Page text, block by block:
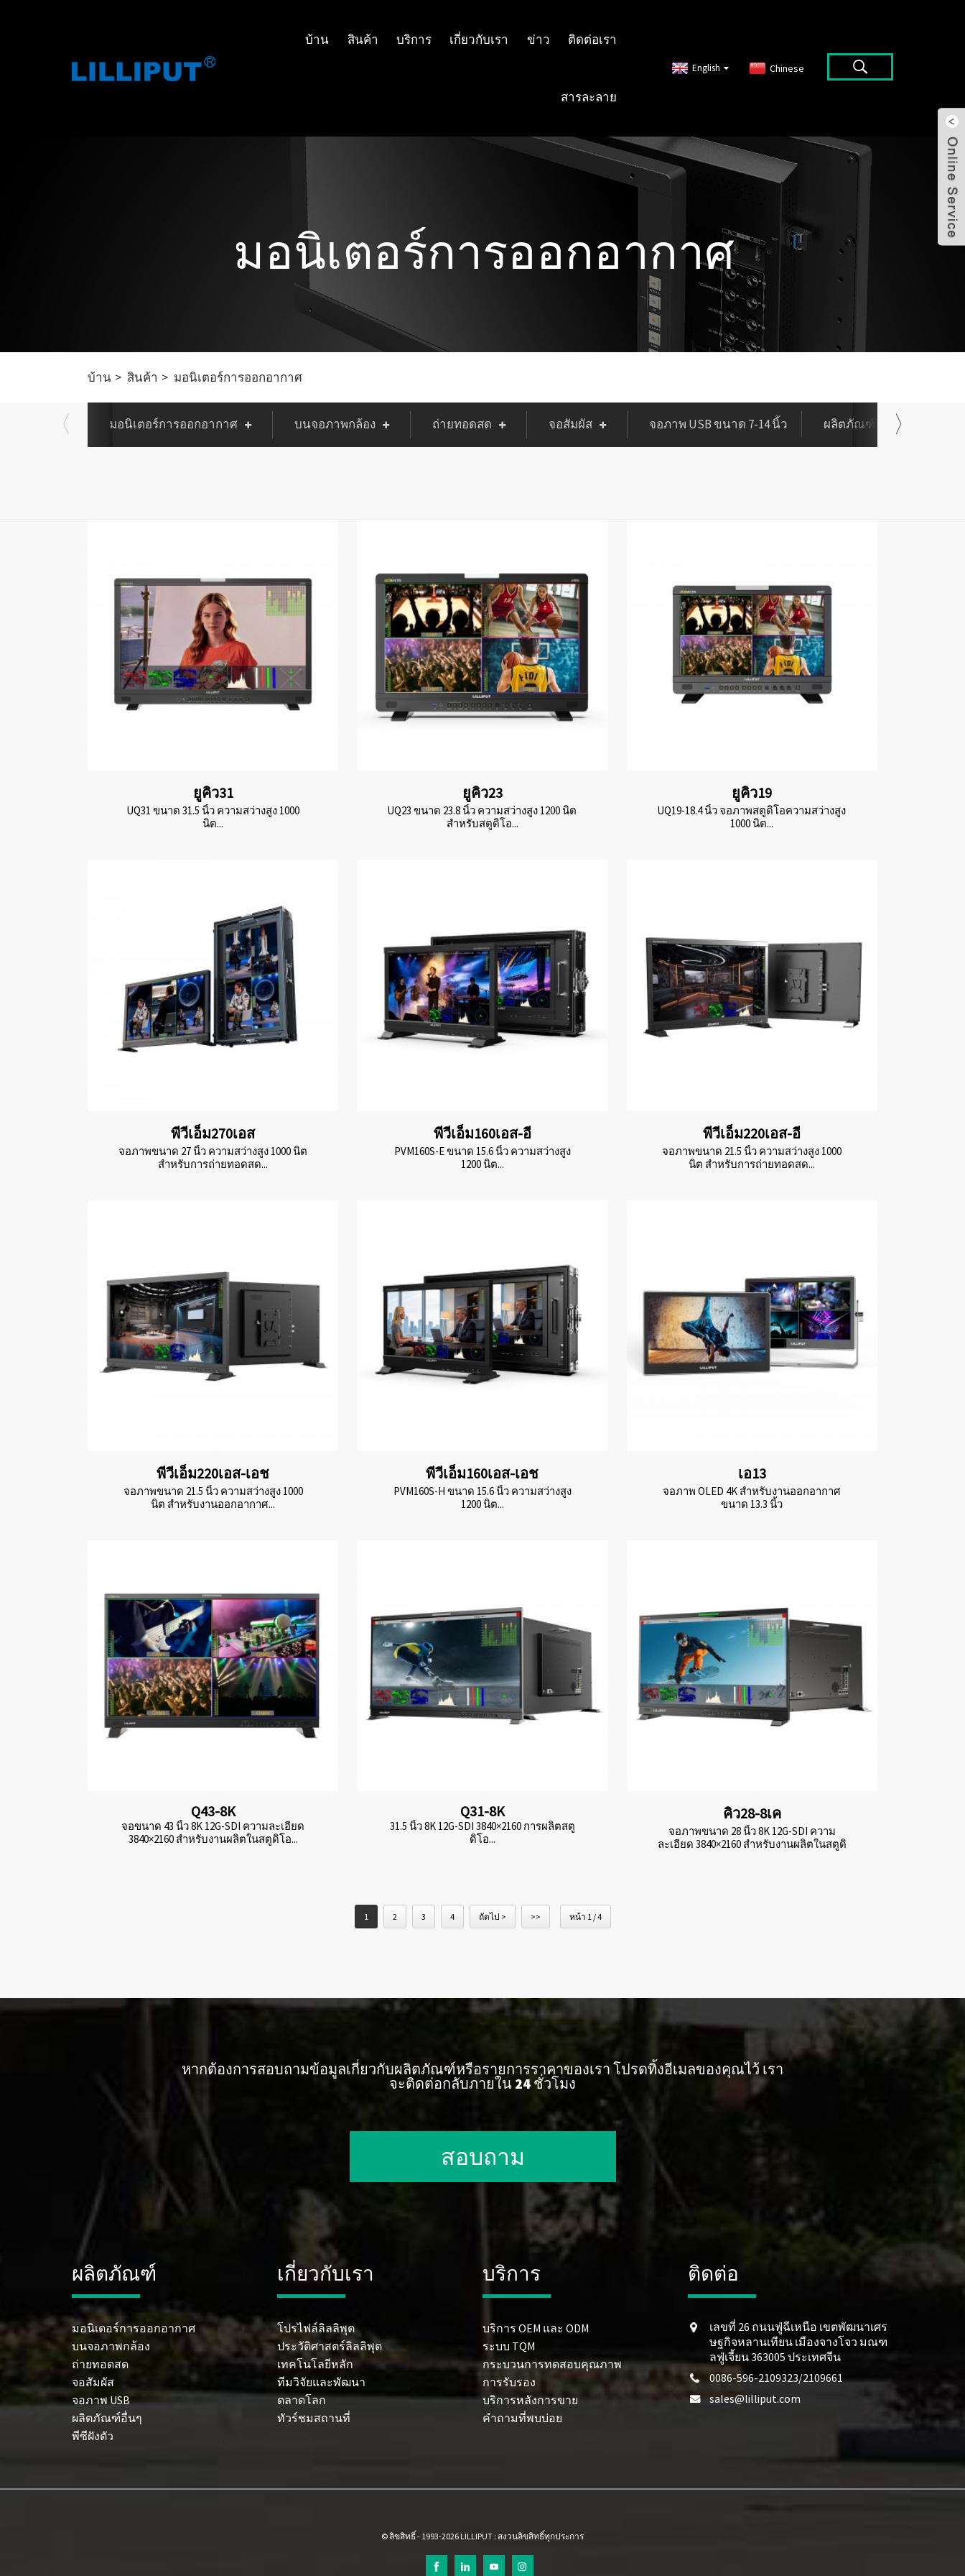
บ้าน สินค้า บริการ เกี่ยวกับเรา ข่าว ติดต่อเรา
สารละลาย
English Chinese
มอนิเตอร์การออกอากาศ
บ้าน สินค้า มอนิเตอร์การออกอากาศ
มอนิเตอร์การออกอากาศ บนจอภาพกล้อง ถ่ายทอดสด จอสัมผัส จอภาพ USB ขนาด 7-14 นิ้ว ผลิตภัณฑ์อื่นๆ
ยูคิว31
UQ31 ขนาด 31.5 นิ้ว ความสว่างสูง 1000
นิต...
ยูคิว23
UQ23 ขนาด 23.8 นิ้ว ความสว่างสูง 1200 นิต
สำหรับสตูดิโอ...
ยูคิว19
UQ19-18.4 นิ้ว จอภาพสตูดิโอความสว่างสูง
1000 นิต...
พีวีเอ็ม270เอส
จอภาพขนาด 27 นิ้ว ความสว่างสูง 1000 นิต
สำหรับการถ่ายทอดสด...
พีวีเอ็ม160เอส-อี
PVM160S-E ขนาด 15.6 นิ้ว ความสว่างสูง
1200 นิต...
พีวีเอ็ม220เอส-อี
จอภาพขนาด 21.5 นิ้ว ความสว่างสูง 1000
นิต สำหรับการถ่ายทอดสด...
พีวีเอ็ม220เอส-เอช
จอภาพขนาด 21.5 นิ้ว ความสว่างสูง 1000
นิต สำหรับงานออกอากาศ...
พีวีเอ็ม160เอส-เอช
PVM160S-H ขนาด 15.6 นิ้ว ความสว่างสูง
1200 นิต...
เอ13
จอภาพ OLED 4K สำหรับงานออกอากาศ
ขนาด 13.3 นิ้ว
Q43-8K
จอขนาด 43 นิ้ว 8K 12G-SDI ความละเอียด
3840×2160 สำหรับงานผลิตในสตูดิโอ...
Q31-8K
31.5 นิ้ว 8K 12G-SDI 3840×2160 การผลิตสตู
ดิโอ...
คิว28-8เค
จอภาพขนาด 28 นิ้ว 8K 12G-SDI ความ
ละเอียด 3840×2160 สำหรับงานผลิตในสตูดิ
1 2 3 4 ถัดไป > >> หน้า 1 / 4
หากต้องการสอบถามข้อมูลเกี่ยวกับผลิตภัณฑ์หรือรายการราคาของเรา โปรดทิ้งอีเมลของคุณไว้ เรา
จะติดต่อกลับภายใน 24 ชั่วโมง
สอบถาม
ผลิตภัณฑ์
มอนิเตอร์การออกอากาศ
บนจอภาพกล้อง
ถ่ายทอดสด
จอสัมผัส
จอภาพ USB
ผลิตภัณฑ์อื่นๆ
พีซีฝังตัว
เกี่ยวกับเรา
โปรไฟล์ลิลลิพุต
ประวัติศาสตร์ลิลลิพุต
เทคโนโลยีหลัก
ทีมวิจัยและพัฒนา
ตลาดโลก
ทัวร์ชมสถานที่
บริการ
บริการ OEM และ ODM
ระบบ TQM
กระบวนการทดสอบคุณภาพ
การรับรอง
บริการหลังการขาย
คำถามที่พบบ่อย
ติดต่อ
เลขที่ 26 ถนนฟู่ฉีเหนือ เขตพัฒนาเศร
ษฐกิจหลานเทียน เมืองจางโจว มณฑ
ลฟู่เจี้ยน 363005 ประเทศจีน
0086-596-2109323/2109661
sales@lilliput.com
© ลิขสิทธิ์ - 1993-2026 LILLIPUT : สงวนลิขสิทธิ์ทุกประการ